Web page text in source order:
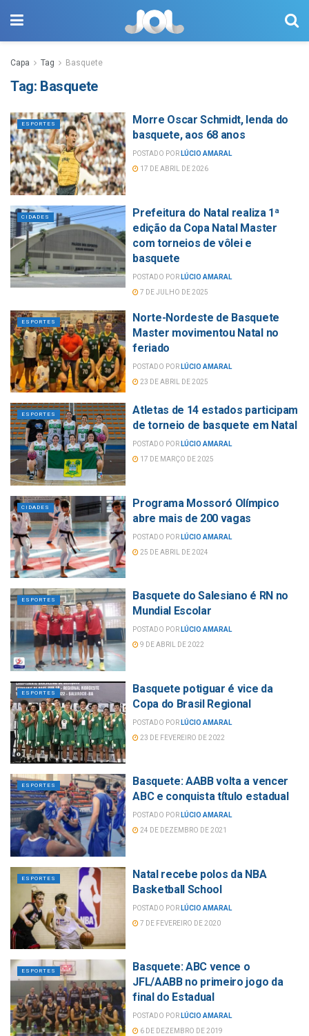
Capa Tag Basquete
Tag: Basquete
ESPORTES
Morre Oscar Schmidt, lenda do
basquete, aos 68 anos
POSTADO POR LÚCIO AMARAL
17 DE ABRIL DE 2026
CIDADES
Prefeitura do Natal realiza 1ª
edição da Copa Natal Master
com torneios de vôlei e
basquete
POSTADO POR LÚCIO AMARAL
7 DE JULHO DE 2025
ESPORTES
Norte-Nordeste de Basquete
Master movimentou Natal no
feriado
POSTADO POR LÚCIO AMARAL
23 DE ABRIL DE 2025
ESPORTES
Atletas de 14 estados participam
de torneio de basquete em Natal
POSTADO POR LÚCIO AMARAL
17 DE MARÇO DE 2025
CIDADES
Programa Mossoró Olímpico
abre mais de 200 vagas
POSTADO POR LÚCIO AMARAL
25 DE ABRIL DE 2024
ESPORTES
Basquete do Salesiano é RN no
Mundial Escolar
POSTADO POR LÚCIO AMARAL
9 DE ABRIL DE 2022
ESPORTES
Basquete potiguar é vice da
Copa do Brasil Regional
POSTADO POR LÚCIO AMARAL
23 DE FEVEREIRO DE 2022
ESPORTES
Basquete: AABB volta a vencer
ABC e conquista título estadual
POSTADO POR LÚCIO AMARAL
24 DE DEZEMBRO DE 2021
ESPORTES
Natal recebe polos da NBA
Basketball School
POSTADO POR LÚCIO AMARAL
7 DE FEVEREIRO DE 2020
ESPORTES
Basquete: ABC vence o
JFL/AABB no primeiro jogo da
final do Estadual
POSTADO POR LÚCIO AMARAL
6 DE DEZEMBRO DE 2019